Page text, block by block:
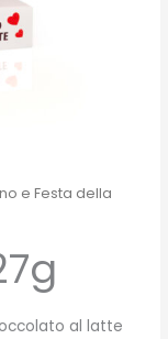
e Festa della
al latte